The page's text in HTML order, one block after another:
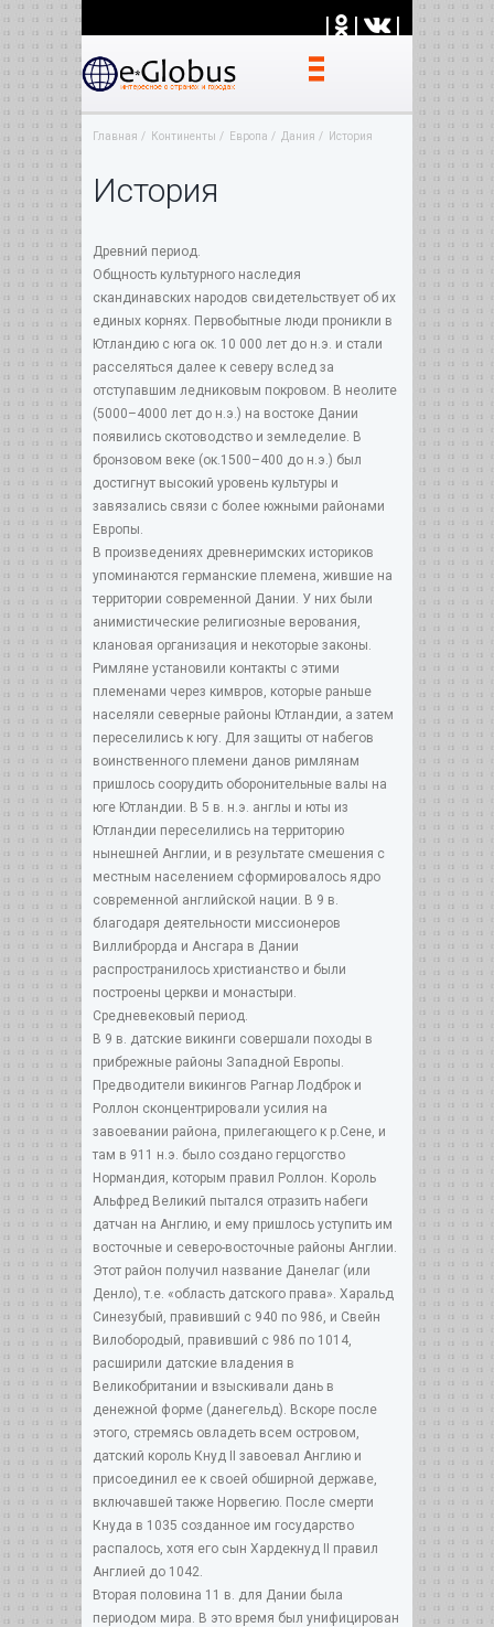
| | |
Главная Континенты Европа Дания История
История
Древний период.
Общность культурного наследия
скандинавских народов свидетельствует об их
единых корнях. Первобытные люди проникли в
Ютландию с юга ок. 10 000 лет до н.э. и стали
расселяться далее к северу вслед за
отступавшим ледниковым покровом. В неолите
(5000–4000 лет до н.э.) на востоке Дании
появились скотоводство и земледелие. В
бронзовом веке (ок.1500–400 до н.э.) был
достигнут высокий уровень культуры и
завязались связи с более южными районами
Европы.
В произведениях древнеримских историков
упоминаются германские племена, жившие на
территории современной Дании. У них были
анимистические религиозные верования,
клановая организация и некоторые законы.
Римляне установили контакты с этими
племенами через кимвров, которые раньше
населяли северные районы Ютландии, а затем
переселились к югу. Для защиты от набегов
воинственного племени данов римлянам
пришлось соорудить оборонительные валы на
юге Ютландии. В 5 в. н.э. англы и юты из
Ютландии переселились на территорию
нынешней Англии, и в результате смешения с
местным населением сформировалось ядро
современной английской нации. В 9 в.
благодаря деятельности миссионеров
Виллиброрда и Ансгара в Дании
распространилось христианство и были
построены церкви и монастыри.
Средневековый период.
В 9 в. датские викинги совершали походы в
прибрежные районы Западной Европы.
Предводители викингов Рагнар Лодброк и
Роллон сконцентрировали усилия на
завоевании района, прилегающего к р.Сене, и
там в 911 н.э. было создано герцогство
Нормандия, которым правил Роллон. Король
Альфред Великий пытался отразить набеги
датчан на Англию, и ему пришлось уступить им
восточные и северо-восточные районы Англии.
Этот район получил название Данелаг (или
Денло), т.е. «область датского права». Харальд
Синезубый, правивший с 940 по 986, и Свейн
Вилобородый, правивший с 986 по 1014,
расширили датские владения в
Великобритании и взыскивали дань в
денежной форме (данегельд). Вскоре после
этого, стремясь овладеть всем островом,
датский король Кнуд II завоевал Англию и
присоединил ее к своей обширной державе,
включавшей также Норвегию. После смерти
Кнуда в 1035 созданное им государство
распалось, хотя его сын Хардекнуд II правил
Англией до 1042.
Вторая половина 11 в. для Дании была
периодом мира. В это время был унифицирован